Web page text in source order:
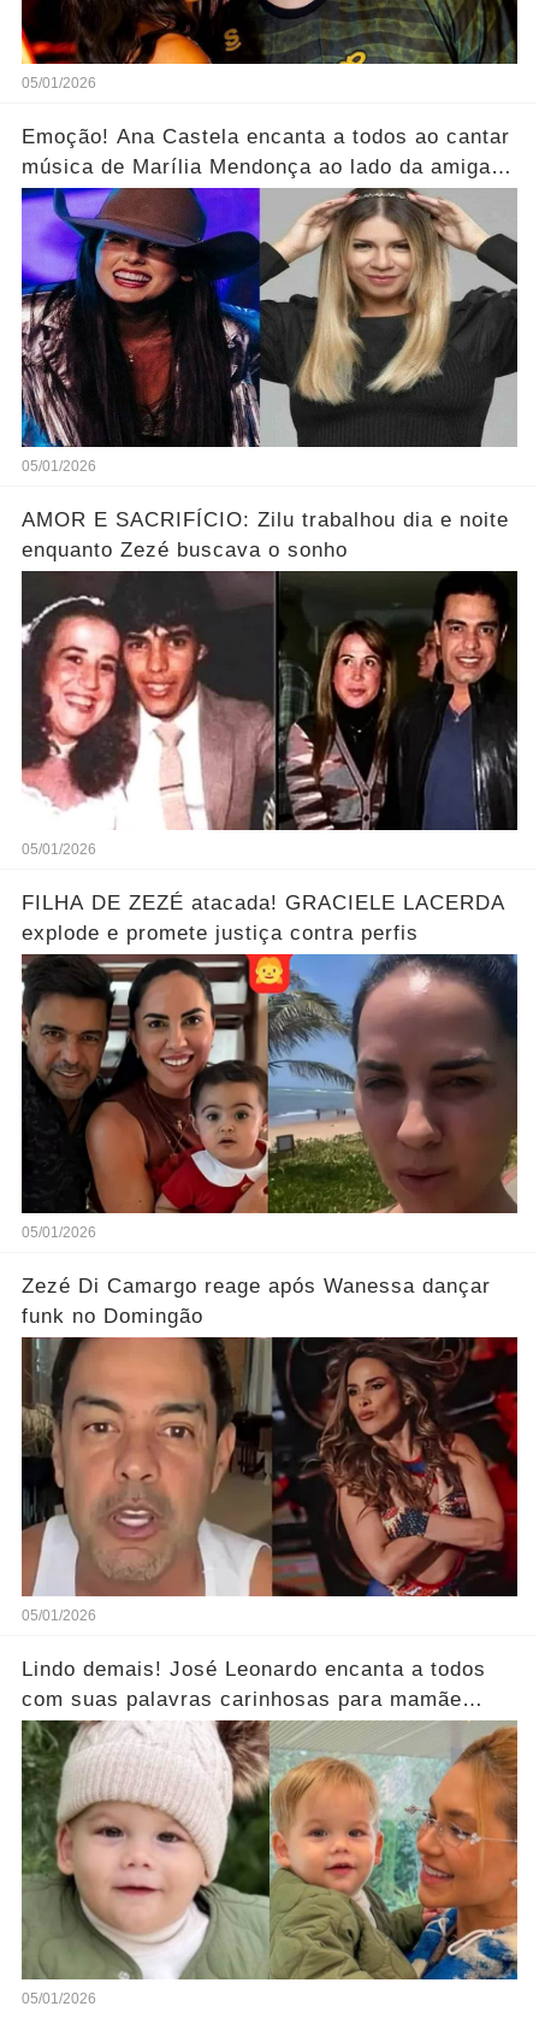
05/01/2026
Emoção! Ana Castela encanta a todos ao cantar
música de Marília Mendonça ao lado da amiga...
Ver mais
05/01/2026
AMOR E SACRIFÍCIO: Zilu trabalhou dia e noite
enquanto Zezé buscava o sonho
05/01/2026
FILHA DE ZEZÉ atacada! GRACIELE LACERDA
explode e promete justiça contra perfis
05/01/2026
Zezé Di Camargo reage após Wanessa dançar
funk no Domingão
05/01/2026
Lindo demais! José Leonardo encanta a todos
com suas palavras carinhosas para mamãe
Virgínia.... Ver mais
05/01/2026